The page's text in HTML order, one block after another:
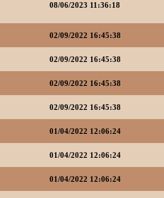
08/06/2023 11:36:18
02/09/2022 16:45:38
02/09/2022 16:45:38
02/09/2022 16:45:38
02/09/2022 16:45:38
01/04/2022 12:06:24
01/04/2022 12:06:24
01/04/2022 12:06:24